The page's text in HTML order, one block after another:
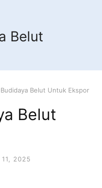
Belut
Belut Untuk Ekspor
Belut
11, 2025